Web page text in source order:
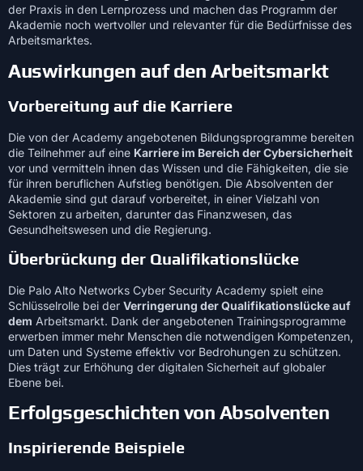
der Praxis in den Lernprozess und machen das Programm der
Akademie noch wertvoller und relevanter für die Bedürfnisse des
Arbeitsmarktes.
Auswirkungen auf den Arbeitsmarkt
Vorbereitung auf die Karriere
Die von der Academy angebotenen Bildungsprogramme bereiten
die Teilnehmer auf eine Karriere im Bereich der Cybersicherheit
vor und vermitteln ihnen das Wissen und die Fähigkeiten, die sie
für ihren beruflichen Aufstieg benötigen. Die Absolventen der
Akademie sind gut darauf vorbereitet, in einer Vielzahl von
Sektoren zu arbeiten, darunter das Finanzwesen, das
Gesundheitswesen und die Regierung.
Überbrückung der Qualifikationslücke
Die Palo Alto Networks Cyber Security Academy spielt eine
Schlüsselrolle bei der Verringerung der Qualifikationslücke auf
dem Arbeitsmarkt. Dank der angebotenen Trainingsprogramme
erwerben immer mehr Menschen die notwendigen Kompetenzen,
um Daten und Systeme effektiv vor Bedrohungen zu schützen.
Dies trägt zur Erhöhung der digitalen Sicherheit auf globaler
Ebene bei.
Erfolgsgeschichten von Absolventen
Inspirierende Beispiele